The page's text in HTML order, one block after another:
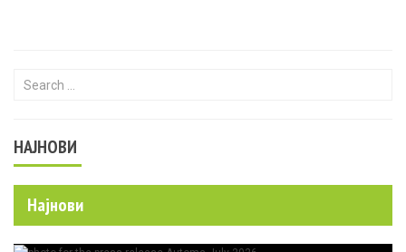
Search for:
НАЈНОВИ
Најнови